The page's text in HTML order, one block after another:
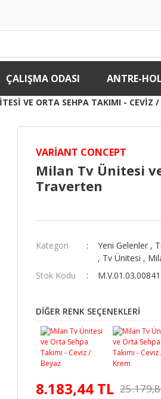
ÇALIŞMA ODASI ANTRE-HOL
VE ORTA SEHPA TAKIMI - CEVIZ /
VARIANT CONCEPT
Milan Tv Ünitesi
Traverten
Kategori Yeni Gelenler ,
, Tv Ünitesi ,
Stok Kodu M.V.01.03.00841
DİĞER RENK SEÇENEKLERİ
8.183,44 TL